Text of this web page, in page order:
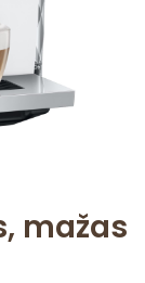
mažas